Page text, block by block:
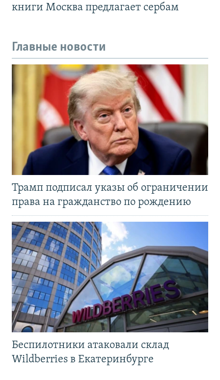
книги Москва предлагает сербам
Главные новости
Трамп подписал указы об ограничении
права на гражданство по рождению
Беспилотники атаковали склад
Wildberries в Екатеринбурге